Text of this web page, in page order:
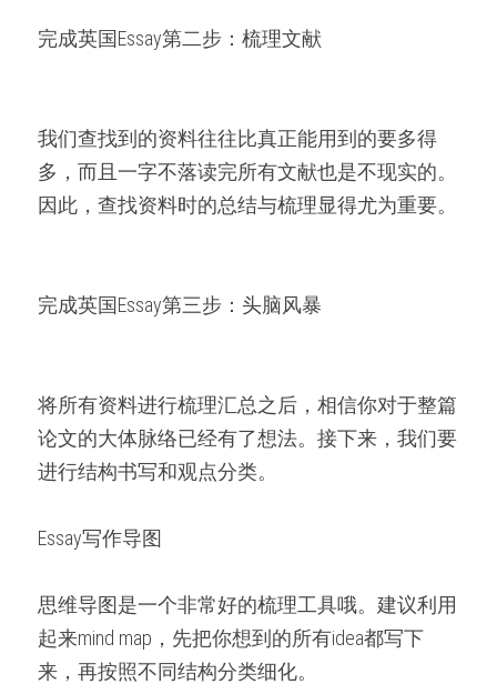
完成英国Essay第二步：梳理文献
我们查找到的资料往往比真正能用到的要多得
多，而且一字不落读完所有文献也是不现实的。
因此，查找资料时的总结与梳理显得尤为重要。
完成英国Essay第三步：头脑风暴
将所有资料进行梳理汇总之后，相信你对于整篇
论文的大体脉络已经有了想法。接下来，我们要
进行结构书写和观点分类。
Essay写作导图
思维导图是一个非常好的梳理工具哦。建议利用
起来mind map，先把你想到的所有idea都写下
来，再按照不同结构分类细化。